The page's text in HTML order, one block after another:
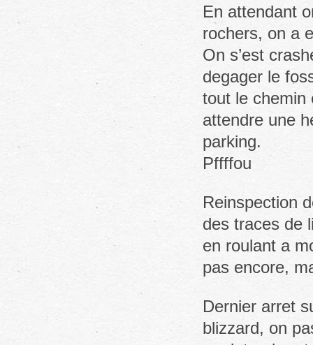
En attendant
rochers, on a
On s’est
degager le
tout le chemin
attendre une
parking.
Pffffou
Reinspection
des traces de
en roulant a
pas encore,
Dernier arret
blizzard, on